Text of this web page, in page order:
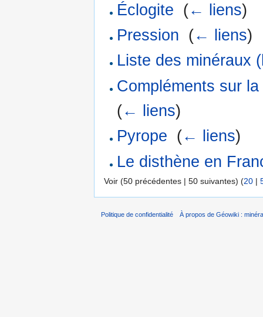
Éclogite (← liens)
Pression (← liens)
Liste des minéraux
Compléments sur
(← liens)
Pyrope (← liens)
Le disthène en
Voir (50 précédentes | 50 suivantes) (20 |
Politique de confidentialité À propos de Géowiki :